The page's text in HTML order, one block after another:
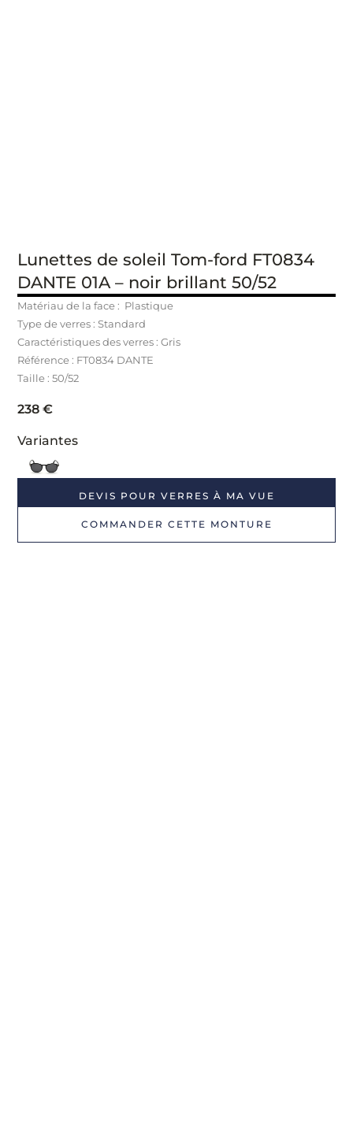
Lunettes de soleil Tom-ford FT0834
DANTE 01A – noir brillant 50/52
Matériau de la face : Plastique
Type de verres : Standard
Caractéristiques des verres : Gris
Référence : FT0834 DANTE
Taille : 50/52
238€
Variantes
DEVIS POUR VERRES À MA VUE
COMMANDER CETTE MONTURE